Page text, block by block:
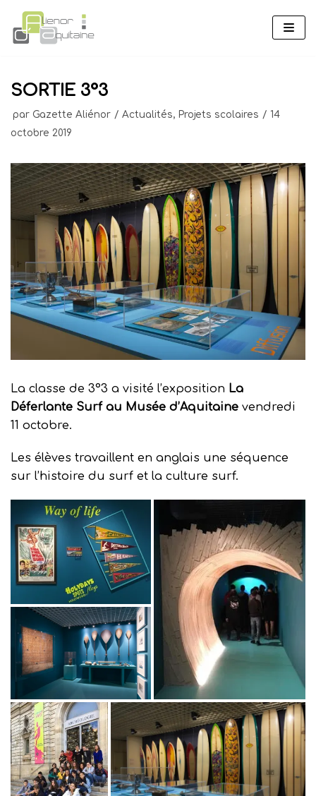
Aller
au
SORTIE 3°3
par Gazette Aliénor Actualités, Projets scolaires
14
octobre 2019
La classe de 3°3 a visité l’exposition La
Déferlante Surf au Musée d’Aquitaine vendredi
11 octobre.
Les élèves travaillent en anglais une séquence
sur l’histoire du surf et la culture surf.